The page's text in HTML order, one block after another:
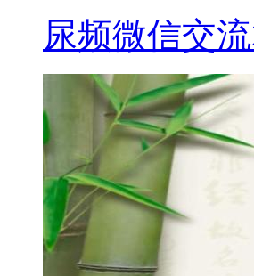
尿频微信交